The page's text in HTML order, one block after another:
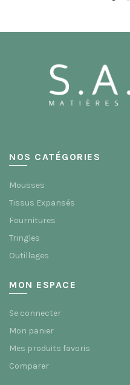
peuvent
sur
la
page
NOS CATÉGORIES
Mousses
Tissus Expansés
Fournitures
Tringles
Outillages
MON ESPACE
Se connecter
Mon panier
Mes produits favoris
Comparer